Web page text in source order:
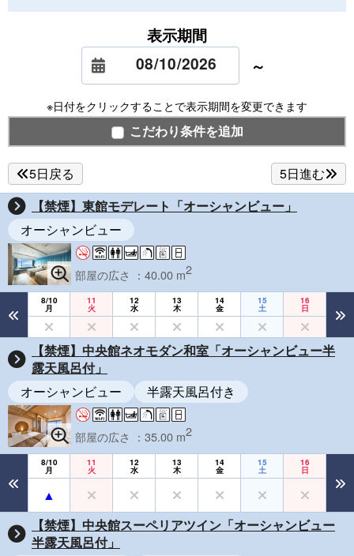
表示期間
～
※日付をクリックすることで表示期間を変更できます
こだわり条件を追加
5日戻る
5日進む
【禁煙】東館モデレート「オーシャンビュー」
オーシャンビュー
部屋の広さ ：40.00 m2
8/10
月
11
火
12
水
13
木
14
金
15
土
16
日
【禁煙】中央館ネオモダン和室「オーシャンビュー半
露天風呂付」
オーシャンビュー
半露天風呂付き
部屋の広さ ：35.00 m2
8/10
月
11
火
12
水
13
木
14
金
15
土
16
日
【禁煙】中央館スーペリアツイン「オーシャンビュー
半露天風呂付」